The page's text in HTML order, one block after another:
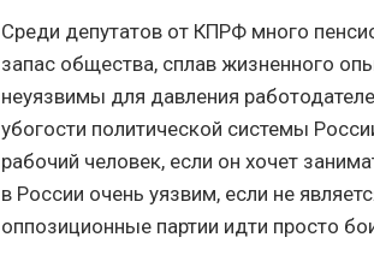
Среди депутатов от КПРФ много
запас общества, сплав жизненного
неуязвимы для давления
убогости политической системы
рабочий человек, если он хочет
в России очень уязвим, если не
оппозиционные партии идти просто